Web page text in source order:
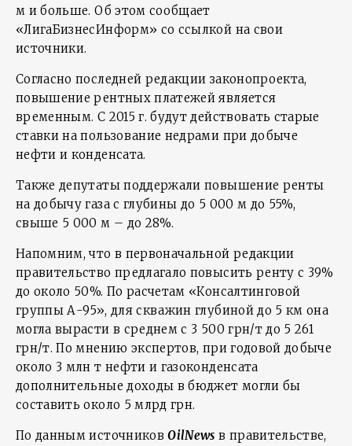
м и больше. Об этом сообщает
«ЛигаБизнесИнформ» со ссылкой на свои
источники.
Согласно последней редакции законопроекта,
повышение рентных платежей является
временным. С 2015 г. будут действовать старые
ставки на пользование недрами при добыче
нефти и конденсата.
Также депутаты поддержали повышение ренты
на добычу газа с глубины до 5 000 м до 55%,
свыше 5 000 м – до 28%.
Напомним, что в первоначальной редакции
правительство предлагало повысить ренту с 39%
до около 50%. По расчетам «Консалтинговой
группы А-95», для скважин глубиной до 5 км она
могла вырасти в среднем с 3 500 грн/т до 5 261
грн/т. По мнению экспертов, при годовой добыче
около 3 млн т нефти и газоконденсата
дополнительные доходы в бюджет могли бы
составить около 5 млрд грн.
По данным источниковOilNews в правительстве,